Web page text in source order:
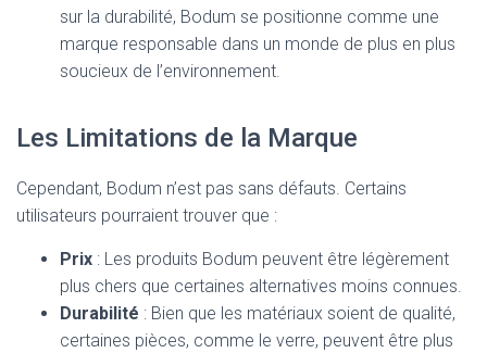
sur la durabilité, Bodum se positionne comme une
marque responsable dans un monde de plus en plus
soucieux de l’environnement.
Les Limitations de la Marque
Cependant, Bodum n’est pas sans défauts. Certains
utilisateurs pourraient trouver que :
Prix : Les produits Bodum peuvent être légèrement
plus chers que certaines alternatives moins connues.
Durabilité : Bien que les matériaux soient de qualité,
certaines pièces, comme le verre, peuvent être plus